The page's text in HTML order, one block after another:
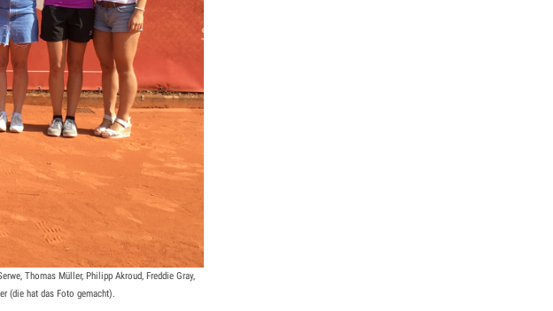
Thomas Müller, Philipp Akroud, Freddie Gray,
(die hat das Foto gemacht).